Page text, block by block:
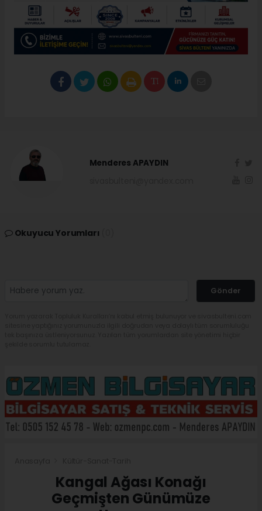
Menderes APAYDIN
Okuyucu Yorumları
Gönder
Kangal Ağası Konağı
Geçmişten Günümüze